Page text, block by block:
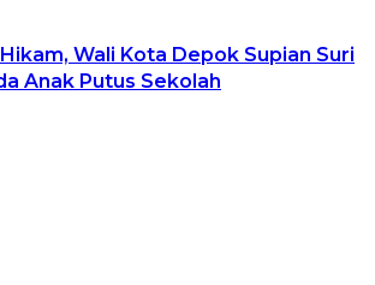
Wali Kota Depok Supian Suri
Anak Putus Sekolah